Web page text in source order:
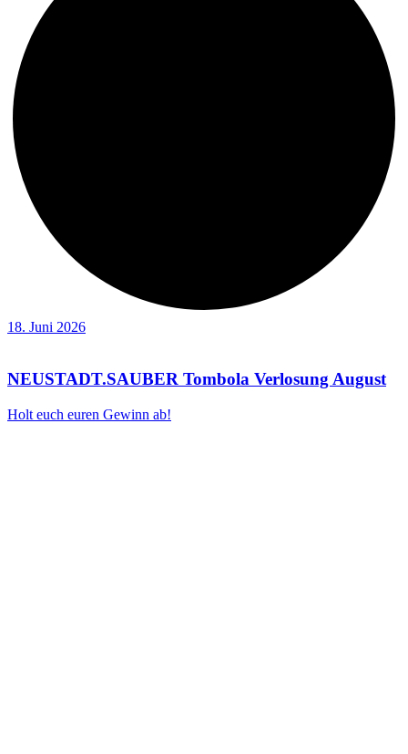
18. Juni 2026
NEUSTADT.SAUBER Tombola Verlosung August
Holt euch euren Gewinn ab!